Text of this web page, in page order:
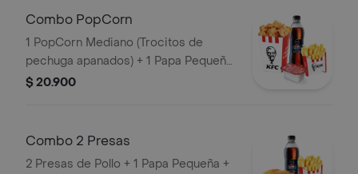
Combo PopCorn
1 PopCorn Mediano (Trocitos de
pechuga apanados) + 1 Papa Pequeña
+ 1 Gaseosa PET 400ml + 1 Blister de
$ 20.900
Combo 2 Presas
2 Presas de Pollo + 1 Papa Pequeña +